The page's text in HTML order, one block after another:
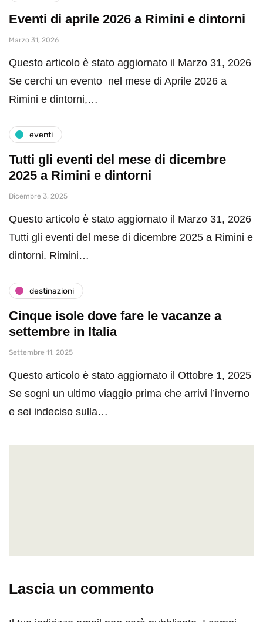
Eventi di aprile 2026 a Rimini e dintorni
Marzo 31, 2026
Questo articolo è stato aggiornato il Marzo 31, 2026
Se cerchi un evento nel mese di Aprile 2026 a
Rimini e dintorni,…
eventi
Tutti gli eventi del mese di dicembre
2025 a Rimini e dintorni
Dicembre 3, 2025
Questo articolo è stato aggiornato il Marzo 31, 2026
Tutti gli eventi del mese di dicembre 2025 a Rimini e
dintorni. Rimini…
destinazioni
Cinque isole dove fare le vacanze a
settembre in Italia
Settembre 11, 2025
Questo articolo è stato aggiornato il Ottobre 1, 2025
Se sogni un ultimo viaggio prima che arrivi l’inverno
e sei indeciso sulla…
Lascia un commento